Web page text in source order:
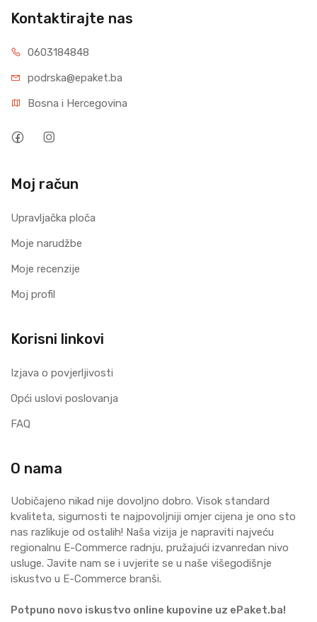
Kontaktirajte nas
0603184848
podrska@epaket.ba
Bosna i Hercegovina
Moj račun
Upravljačka ploča
Moje narudžbe
Moje recenzije
Moj profil
Korisni linkovi
Izjava o povjerljivosti
Opći uslovi poslovanja
FAQ
O nama
Uobičajeno nikad nije dovoljno dobro. Visok standard
kvaliteta, sigurnosti te najpovoljniji omjer cijena je ono sto
nas razlikuje od ostalih! Naša vizija je napraviti najveću
regionalnu E-Commerce radnju, pružajući izvanredan nivo
usluge. Javite nam se i uvjerite se u naše višegodišnje
iskustvo u E-Commerce branši.
Potpuno novo iskustvo online kupovine uz ePaket.ba!